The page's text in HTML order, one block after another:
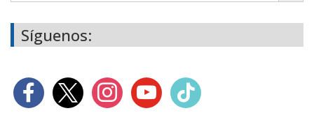
Síguenos: